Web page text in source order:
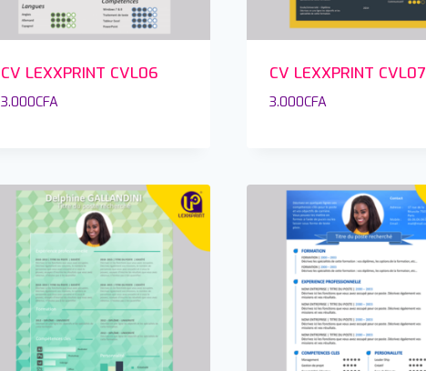
CV LEXXPRINT CVL06
3.000CFA
CV LEXXPRINT CVL07
3.000CFA